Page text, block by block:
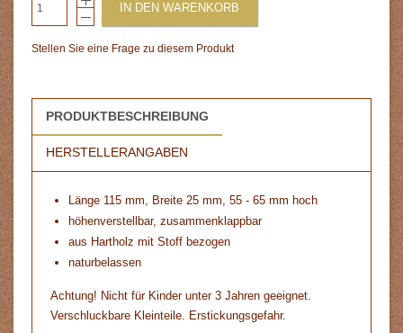
IN DEN WARENKORB
Stellen Sie eine Frage zu diesem Produkt
PRODUKTBESCHREIBUNG
HERSTELLERANGABEN
Länge 115 mm, Breite 25 mm, 55 - 65 mm hoch
höhenverstellbar, zusammenklappbar
aus Hartholz mit Stoff bezogen
naturbelassen
Achtung! Nicht für Kinder unter 3 Jahren geeignet.
Verschluckbare Kleinteile. Erstickungsgefahr.